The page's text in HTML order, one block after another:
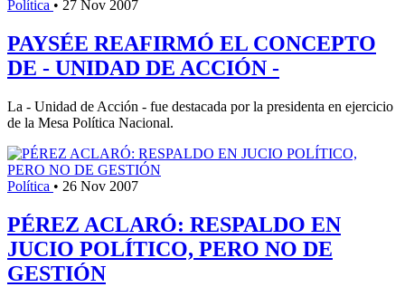
Política • 27 Nov 2007
PAYSÉE REAFIRMÓ EL CONCEPTO
DE - UNIDAD DE ACCIÓN -
La - Unidad de Acción - fue destacada por la presidenta en ejercicio
de la Mesa Política Nacional.
Política • 26 Nov 2007
PÉREZ ACLARÓ: RESPALDO EN
JUCIO POLÍTICO, PERO NO DE
GESTIÓN